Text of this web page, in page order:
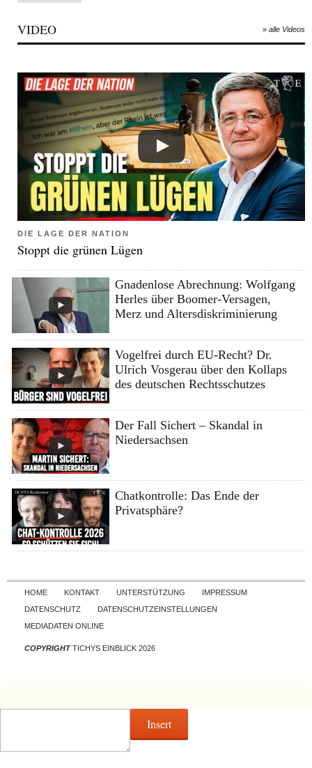
VIDEO » alle Videos
DIE LAGE DER NATION
Stoppt die grünen Lügen
Gnadenlose Abrechnung: Wolfgang
Herles über Boomer-Versagen,
Merz und Altersdiskriminierung
Vogelfrei durch EU-Recht? Dr.
Ulrich Vosgerau über den Kollaps
des deutschen Rechtsschutzes
Der Fall Sichert – Skandal in
Niedersachsen
Chatkontrolle: Das Ende der
Privatsphäre?
Skip to content
HOME KONTAKT UNTERSTÜTZUNG
IMPRESSUM
DATENSCHUTZ
DATENSCHUTZEINSTELLUNGEN
MEDIADATEN ONLINE
COPYRIGHTTICHYS EINBLICK 2026
Insert